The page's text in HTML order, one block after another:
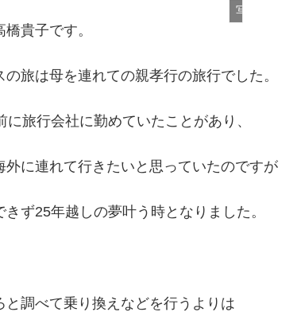
写真
貴子です。
旅は母を連れての親孝行の旅行でした。
に旅行会社に勤めていたことがあり、
外に連れて行きたいと思っていたのですが
ず25年越しの夢叶う時となりました。
と調べて乗り換えなどを行うよりは